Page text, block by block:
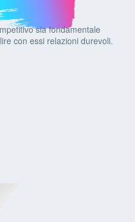
sia fondamentale
con essi relazioni durevoli.